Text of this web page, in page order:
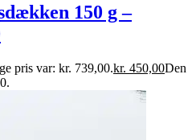
150 g –
pris var: kr. 739,00.kr. 450,00Den